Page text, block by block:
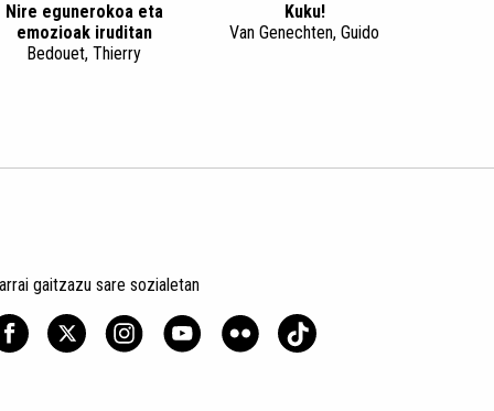
Nire egunerokoa eta
emozioak iruditan
Bedouet, Thierry
Kuku!
Van Genechten, Guido
gaitzazu sare sozialetan